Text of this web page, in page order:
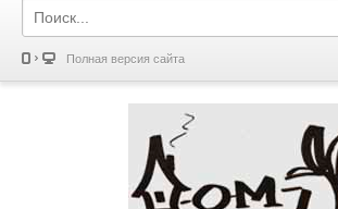
Полная версия сайта